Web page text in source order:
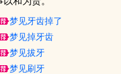
梦见牙齿掉了
梦见掉牙齿
梦见拔牙
梦见刷牙